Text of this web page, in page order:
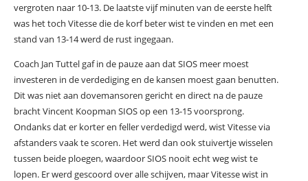
vergroten naar 10-13. De laatste vijf minuten van de eerste helft
was het toch Vitesse die de korf beter wist te vinden en met een
stand van 13-14 werd de rust ingegaan.
Coach Jan Tuttel gaf in de pauze aan dat SIOS meer moest
investeren in de verdediging en de kansen moest gaan benutten.
Dit was niet aan dovemansoren gericht en direct na de pauze
bracht Vincent Koopman SIOS op een 13-15 voorsprong.
Ondanks dat er korter en feller verdedigd werd, wist Vitesse via
afstanders vaak te scoren. Het werd dan ook stuivertje wisselen
tussen beide ploegen, waardoor SIOS nooit echt weg wist te
lopen. Er werd gescoord over alle schijven, maar Vitesse wist in